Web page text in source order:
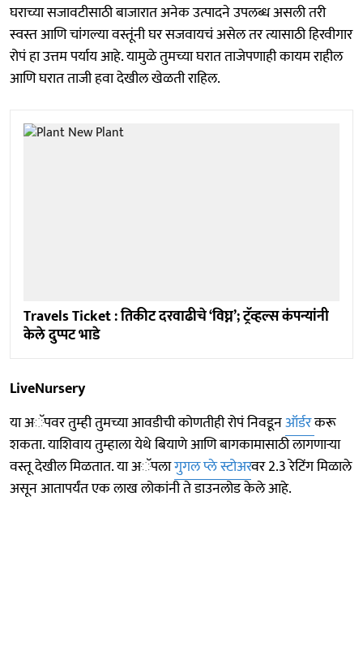
घराच्या सजावटीसाठी बाजारात अनेक उत्पादने उपलब्ध असली तरी
स्वस्त आणि चांगल्या वस्तूंनी घर सजवायचं असेल तर त्यासाठी हिरवीगार
रोपं हा उत्तम पर्याय आहे. यामुळे तुमच्या घरात ताजेपणाही कायम राहील
आणि घरात ताजी हवा देखील खेळती राहिल.
Travels Ticket : तिकीट दरवाढीचे ‘विघ्न’; ट्रॅव्हल्स कंपन्यांनी
केले दुप्पट भाडे
LiveNursery
या अॅपवर तुम्ही तुमच्या आवडीची कोणतीही रोपं निवडूनऑर्डरकरू
शकता. याशिवाय तुम्हाला येथे बियाणे आणि बागकामासाठी लागणाऱ्या
वस्तू देखील मिळतात. या अॅपलागुगल प्ले स्टोअरवर 2.3 रेटिंग मिळाले
असून आतापर्यंत एक लाख लोकांनी ते डाउनलोड केले आहे.